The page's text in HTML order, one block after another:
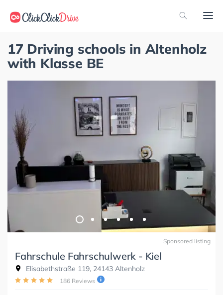
17 Driving schools in Altenholz
with Klasse BE
Sponsored listing
Fahrschule Fahrschulwerk - Kiel
Elisabethstraße 119, 24143 Altenholz
186 Reviews